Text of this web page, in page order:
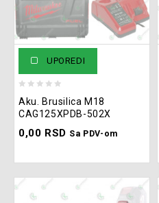
UPOREDI
out
of
5
Aku. Brusilica M18
CAG125XPDB-502X
0,00 RSD Sa PDV-om